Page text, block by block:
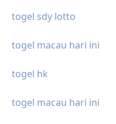
togel sdy lotto
togel macau hari ini
togel hk
togel macau hari ini